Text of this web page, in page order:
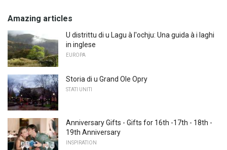
Amazing articles
U distrittu di u Lagu à l'ochju: Una guida à i laghi
in inglese
EUROPA
Storia di u Grand Ole Opry
STATI UNITI
Anniversary Gifts - Gifts for 16th -17th - 18th -
19th Anniversary
INSPIRATION